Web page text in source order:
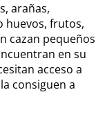
arañas,
huevos, frutos,
cazan pequeños
en su
acceso a
consiguen a